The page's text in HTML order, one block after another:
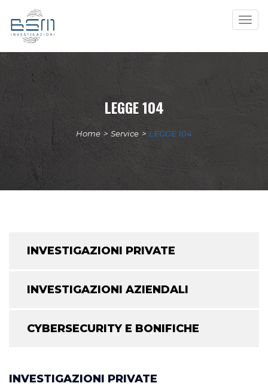
LEGGE 104
Home > Service > LEGGE 104
INVESTIGAZIONI PRIVATE
INVESTIGAZIONI AZIENDALI
CYBERSECURITY E BONIFICHE
INVESTIGAZIONI PRIVATE